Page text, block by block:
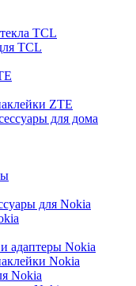
TCL
TCL
ZTE
для дома
для Nokia
адаптеры Nokia
Nokia
Nokia